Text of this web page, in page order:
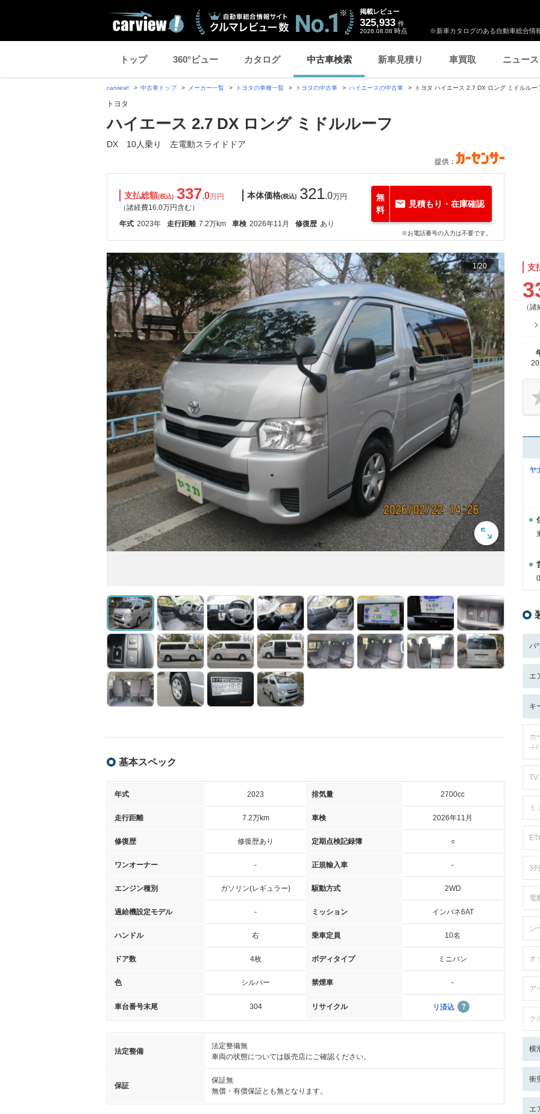
※新車カタログのある自動車総合情
掲載レビュー
325,933 件
2026.08.08 時点
トップ 360°ビュー カタログ 中古車検索 新車見積り 車買取 ニュース
carview! 中古車トップ メーカー一覧 トヨタの車種一覧 トヨタの中古車 ハイエースの中古車 トヨタ ハイエース 2.7 DX ロング ミドルル
トヨタ
ハイエース 2.7 DX ロング ミドルルーフ
DX 10人乗り 左電動スライドドア
提供：
支払総額(税込) 337.0万円
（諸経費16.0万円含む）
本体価格(税込) 321.0万円
年式 2023年 走行距離 7.2万km 車検 2026年11月 修復歴 あり
無
料
見積もり・在庫確認
※お電話番号の入力は不要です。
1/20
基本スペック
年式 2023 排気量 2700cc
走行距離 7.2万km 車検 2026年11月
修復歴 修復歴あり 定期点検記録簿 ○
ワンオーナー - 正規輸入車 -
エンジン種別 ガソリン(レギュラー) 駆動方式 2WD
過給機設定モデル - ミッション インパネ6AT
ハンドル 右 乗車定員 10名
ドア数 4枚 ボディタイプ ミニバン
色 シルバー 禁煙車 -
車台番号末尾 304 リサイクル リ済込
法定整備
法定整備無
車両の状態については販売店にご確認ください。
保証
保証無
無償・有償保証とも無となります。
支
（
ヤ
パ
エ
キ
カ
ミ
3
電
シ
オ
ア
ク
横
衝
エ